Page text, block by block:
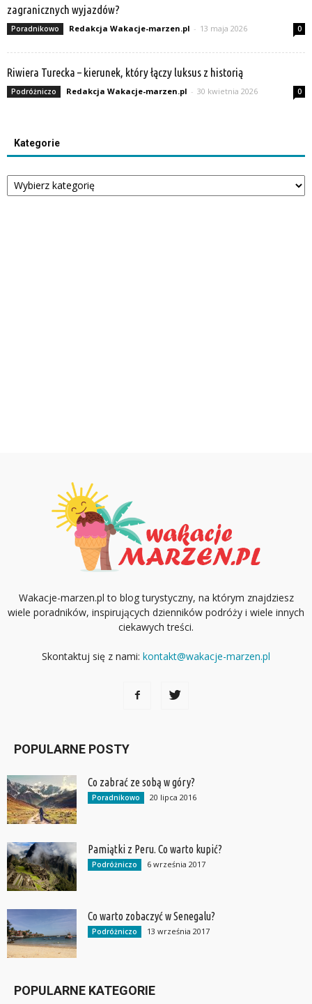
zagranicznych wyjazdów?
Poradnikowo Redakcja Wakacje-marzen.pl - 13 maja 2026 0
Riwiera Turecka – kierunek, który łączy luksus z historią
Podróżniczo Redakcja Wakacje-marzen.pl - 30 kwietnia 2026 0
Kategorie
Kategorie
Wakacje-marzen.pl to blog turystyczny, na którym znajdziesz
wiele poradników, inspirujących dzienników podróży i wiele innych
ciekawych treści.
Skontaktuj się z nami: kontakt@wakacje-marzen.pl
POPULARNE POSTY
Co zabrać ze sobą w góry?
Poradnikowo 20 lipca 2016
Pamiątki z Peru. Co warto kupić?
Podróżniczo 6 września 2017
Co warto zobaczyć w Senegalu?
Podróżniczo 13 września 2017
POPULARNE KATEGORIE